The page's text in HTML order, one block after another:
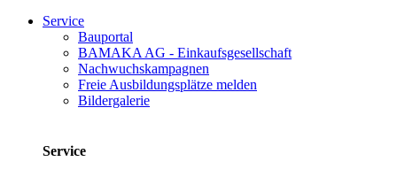
Service
Bauportal
BAMAKA AG - Einkaufsgesellschaft
Nachwuchskampagnen
Freie Ausbildungsplätze melden
Bildergalerie
Service